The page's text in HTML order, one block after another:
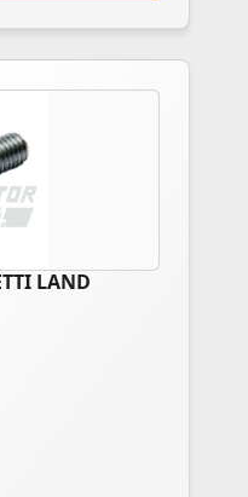
LAND